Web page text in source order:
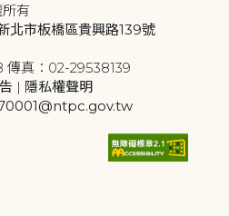
有
北市板橋區貴興路139號
真：02-29538139
| 隱私權聲明